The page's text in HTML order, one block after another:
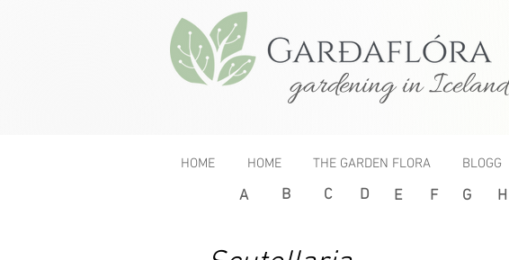
gardening in Iceland
HOME HOME THE GARDEN FLORA BLOGG
A B C D E F G H